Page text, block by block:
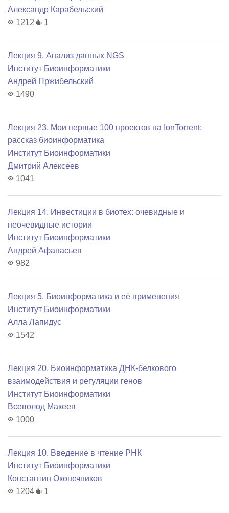
Александр Карабельский
1212
1
Лекция 9. Анализ данных NGS
Институт Биоинформатики
Андрей Пржибельский
1490
Лекция 23. Мои первые 100 проектов на IonTorrent:
рассказ биоинформатика
Институт Биоинформатики
Дмитрий Алексеев
1041
Лекция 14. Инвестиции в биотех: очевидные и
неочевидные истории
Институт Биоинформатики
Андрей Афанасьев
982
Лекция 5. Биоинформатика и её применения
Институт Биоинформатики
Алла Лапидус
1542
Лекция 20. Биоинформатика ДНК-белкового
взаимодействия и регуляции генов
Институт Биоинформатики
Всеволод Макеев
1000
Лекция 10. Введение в чтение РНК
Институт Биоинформатики
Константин Оконечников
1204
1